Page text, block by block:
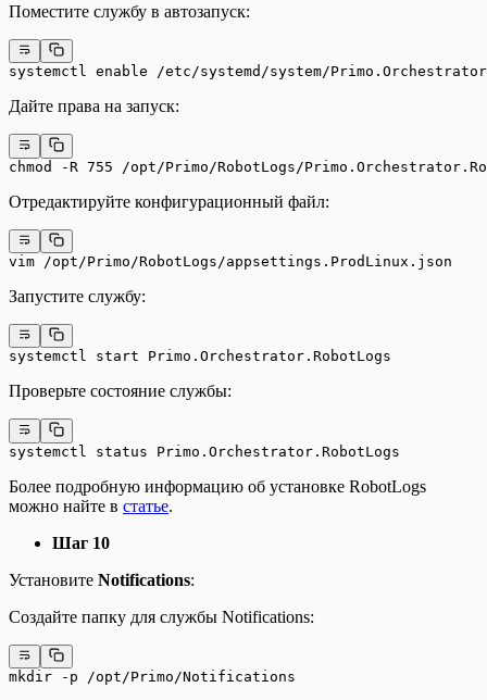
Поместите службу в автозапуск:
systemctl enable /etc/systemd/system/
Дайте права на запуск:
chmod -R 755 /opt/Primo/RobotLogs/
Отредактируйте конфигурационный файл:
vim /opt/Primo/RobotLogs/appsettings.ProdLinux.json
Запустите службу:
systemctl start Primo.Orchestrator.RobotLogs
Проверьте состояние службы:
systemctl status Primo.Orchestrator.RobotLogs
Более подробную информацию об установке RobotLogs
можно найте в статье.
Шаг 10
Установите Notifications:
Создайте папку для службы Notifications:
mkdir -p /opt/Primo/Notifications